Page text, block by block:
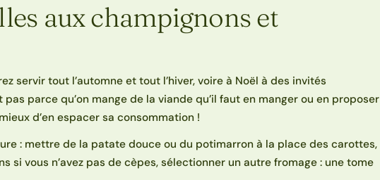
aux champignons et
servir tout l’automne et tout l’hiver, voire à Noël à des invités
pas parce qu’on mange de la viande qu’il faut en manger ou en proposer
d’en espacer sa consommation !
: mettre de la patate douce ou du potimarron à la place des carottes,
si vous n’avez pas de cèpes, sélectionner un autre fromage : une tome